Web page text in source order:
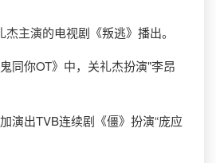
主演的电视剧《叛逃》播出。
你OT》中，关礼杰扮演"李昂
出TVB连续剧《僵》扮演“庞应